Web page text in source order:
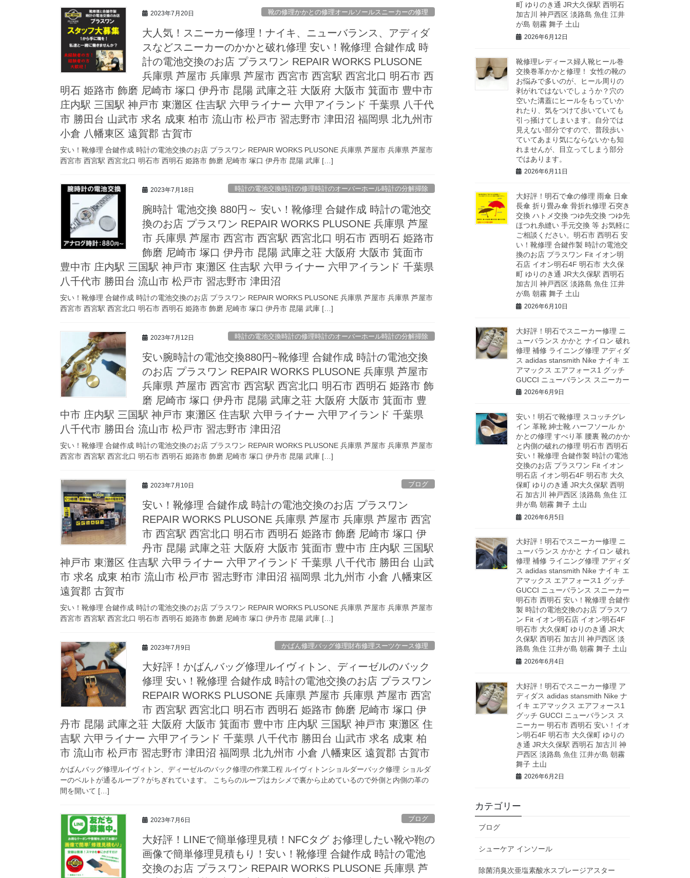
2023年7月20日 靴の修理かかとの修理オールソールスニーカーの修理
大人気！スニーカー修理！ナイキ、ニューバランス、アディダ
スなどスニーカーのかかと破れ修理 安い！靴修理 合鍵作成 時
計の電池交換のお店 プラスワン REPAIR WORKS PLUSONE
兵庫県 芦屋市 兵庫県 芦屋市 西宮市 西宮駅 西宮北口 明石市 西
明石 姫路市 飾磨 尼崎市 塚口 伊丹市 昆陽 武庫之荘 大阪府 大阪市 箕面市 豊中市
庄内駅 三国駅 神戸市 東灘区 住吉駅 六甲ライナー 六甲アイランド 千葉県 八千代
市 勝田台 山武市 求名 成東 柏市 流山市 松戸市 習志野市 津田沼 福岡県 北九州市
小倉 八幡東区 遠賀郡 古賀市
安い！靴修理 合鍵作成 時計の電池交換のお店 プラスワン REPAIR WORKS PLUSONE 兵庫県 芦屋市 兵庫県 芦屋市
西宮市 西宮駅 西宮北口 明石市 西明石 姫路市 飾磨 尼崎市 塚口 伊丹市 昆陽 武庫 […]
2023年7月18日 時計の電池交換時計の修理時計のオーバーホール時計の分解掃除
腕時計 電池交換 880円～ 安い！靴修理 合鍵作成 時計の電池交
換のお店 プラスワン REPAIR WORKS PLUSONE 兵庫県 芦屋
市 兵庫県 芦屋市 西宮市 西宮駅 西宮北口 明石市 西明石 姫路市
飾磨 尼崎市 塚口 伊丹市 昆陽 武庫之荘 大阪府 大阪市 箕面市
豊中市 庄内駅 三国駅 神戸市 東灘区 住吉駅 六甲ライナー 六甲アイランド 千葉県
八千代市 勝田台 流山市 松戸市 習志野市 津田沼
安い！靴修理 合鍵作成 時計の電池交換のお店 プラスワン REPAIR WORKS PLUSONE 兵庫県 芦屋市 兵庫県 芦屋市
西宮市 西宮駅 西宮北口 明石市 西明石 姫路市 飾磨 尼崎市 塚口 伊丹市 昆陽 武庫 […]
2023年7月12日 時計の電池交換時計の修理時計のオーバーホール時計の分解掃除
安い腕時計の電池交換880円~靴修理 合鍵作成 時計の電池交換
のお店 プラスワン REPAIR WORKS PLUSONE 兵庫県 芦屋市
兵庫県 芦屋市 西宮市 西宮駅 西宮北口 明石市 西明石 姫路市 飾
磨 尼崎市 塚口 伊丹市 昆陽 武庫之荘 大阪府 大阪市 箕面市 豊
中市 庄内駅 三国駅 神戸市 東灘区 住吉駅 六甲ライナー 六甲アイランド 千葉県
八千代市 勝田台 流山市 松戸市 習志野市 津田沼
安い！靴修理 合鍵作成 時計の電池交換のお店 プラスワン REPAIR WORKS PLUSONE 兵庫県 芦屋市 兵庫県 芦屋市
西宮市 西宮駅 西宮北口 明石市 西明石 姫路市 飾磨 尼崎市 塚口 伊丹市 昆陽 武庫 […]
2023年7月10日 ブログ
安い！靴修理 合鍵作成 時計の電池交換のお店 プラスワン
REPAIR WORKS PLUSONE 兵庫県 芦屋市 兵庫県 芦屋市 西宮
市 西宮駅 西宮北口 明石市 西明石 姫路市 飾磨 尼崎市 塚口 伊
丹市 昆陽 武庫之荘 大阪府 大阪市 箕面市 豊中市 庄内駅 三国駅
神戸市 東灘区 住吉駅 六甲ライナー 六甲アイランド 千葉県 八千代市 勝田台 山武
市 求名 成東 柏市 流山市 松戸市 習志野市 津田沼 福岡県 北九州市 小倉 八幡東区
遠賀郡 古賀市
安い！靴修理 合鍵作成 時計の電池交換のお店 プラスワン REPAIR WORKS PLUSONE 兵庫県 芦屋市 兵庫県 芦屋市
西宮市 西宮駅 西宮北口 明石市 西明石 姫路市 飾磨 尼崎市 塚口 伊丹市 昆陽 武庫 […]
2023年7月9日 かばん修理バッグ修理財布修理スーツケース修理
大好評！かばんバッグ修理ルイヴィトン、ディーゼルのバック
修理 安い！靴修理 合鍵作成 時計の電池交換のお店 プラスワン
REPAIR WORKS PLUSONE 兵庫県 芦屋市 兵庫県 芦屋市 西宮
市 西宮駅 西宮北口 明石市 西明石 姫路市 飾磨 尼崎市 塚口 伊
丹市 昆陽 武庫之荘 大阪府 大阪市 箕面市 豊中市 庄内駅 三国駅 神戸市 東灘区 住
吉駅 六甲ライナー 六甲アイランド 千葉県 八千代市 勝田台 山武市 求名 成東 柏
市 流山市 松戸市 習志野市 津田沼 福岡県 北九州市 小倉 八幡東区 遠賀郡 古賀市
かばんバッグ修理ルイヴィトン、ディーゼルのバック修理の作業工程 ルイヴィトンショルダーバック修理 ショルダ
ーのベルトが通るループ？がちぎれています。 こちらのループはカシメで裏から止めているので外側と内側の革の
間を開いて […]
2023年7月6日 ブログ
大好評！LINEで簡単修理見積！NFCタグ お修理したい靴や鞄の
画像で簡単修理見積もり！安い！靴修理 合鍵作成 時計の電池
交換のお店 プラスワン REPAIR WORKS PLUSONE 兵庫県 芦
町 ゆりのき通 JR大久保駅 西明石
加古川 神戸西区 淡路島 魚住 江井
が島 朝霧 舞子 土山
2026年6月12日
靴修理レディース婦人靴ヒール巻
交換巻革かかと修理！ 女性の靴の
お悩みで多いのが、ヒール周りの
剥がれではないでしょうか？穴の
空いた溝蓋にヒールをもっていか
れたり、気をつけて歩いていても
引っ掻けてしまいます。自分では
見えない部分ですので、普段歩い
ていてあまり気にならないかも知
れませんが、目立ってしまう部分
ではあります。
2026年6月11日
大好評！明石で傘の修理 雨傘 日傘
長傘 折り畳み傘 骨折れ修理 石突き
交換 ハトメ交換 つゆ先交換 つゆ先
ほつれ糸縫い 手元交換 等 お気軽に
ご相談ください。明石市 西明石 安
い！靴修理 合鍵作製 時計の電池交
換のお店 プラスワン Fit イオン明
石店 イオン明石4F 明石市 大久保
町 ゆりのき通 JR大久保駅 西明石
加古川 神戸西区 淡路島 魚住 江井
が島 朝霧 舞子 土山
2026年6月10日
大好評！明石でスニーカー修理 ニ
ューバランス かかと ナイロン 破れ
修理 補修 ライニング修理 アディダ
ス adidas stansmith Nike ナイキ エ
アマックス エアフォース1 グッチ
GUCCI ニューバランス スニーカー
2026年6月9日
安い！明石で靴修理 スコッチグレ
イン 革靴 紳士靴 ハーフソール か
かとの修理 すべり革 腰裏 靴のかか
と内側の破れの修理 明石市 西明石
安い！靴修理 合鍵作製 時計の電池
交換のお店 プラスワン Fit イオン
明石店 イオン明石4F 明石市 大久
保町 ゆりのき通 JR大久保駅 西明
石 加古川 神戸西区 淡路島 魚住 江
井が島 朝霧 舞子 土山
2026年6月5日
大好評！明石でスニーカー修理 ニ
ューバランス かかと ナイロン 破れ
修理 補修 ライニング修理 アディダ
ス adidas stansmith Nike ナイキ エ
アマックス エアフォース1 グッチ
GUCCI ニューバランス スニーカー
明石市 西明石 安い！靴修理 合鍵作
製 時計の電池交換のお店 プラスワ
ン Fit イオン明石店 イオン明石4F
明石市 大久保町 ゆりのき通 JR大
久保駅 西明石 加古川 神戸西区 淡
路島 魚住 江井が島 朝霧 舞子 土山
2026年6月4日
大好評！明石でスニーカー修理 ア
ディダス adidas stansmith Nike ナ
イキ エアマックス エアフォース1
グッチ GUCCI ニューバランス ス
ニーカー 明石市 西明石 安い！イオ
ン明石4F 明石市 大久保町 ゆりの
き通 JR大久保駅 西明石 加古川 神
戸西区 淡路島 魚住 江井が島 朝霧
舞子 土山
2026年6月2日
カテゴリー
ブログ
シューケア インソール
除菌消臭次亜塩素酸水スプレージアスター